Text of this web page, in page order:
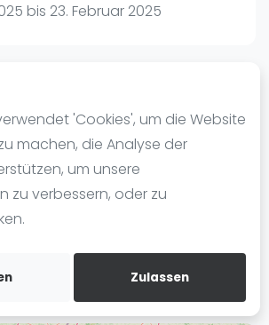
'Cookies', um die Website
machen, die Analyse der
um unsere
zu verbessern, oder zu
Zulassen
Padel
bis 23. Februar 2025
| Essen